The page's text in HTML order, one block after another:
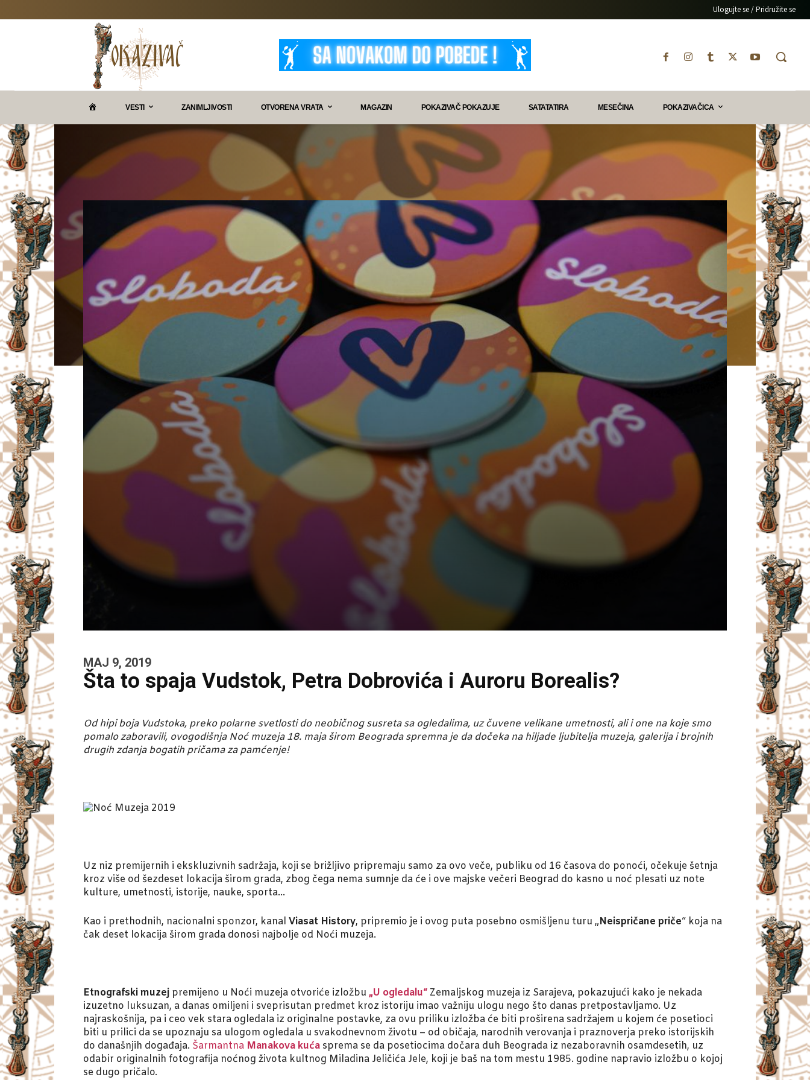
Ulogujte se / Pridružite se
V
A
VESTI ZANIMLJIVOSTI OTVORENA VRATA MAGAZIN POKAZIVAČ POKAZUJE SATATATIRA MESEČINA POKAZIVAČICA
MAJ 9, 2019
Šta to spaja Vudstok, Petra Dobrovića i Auroru Borealis?
Od hipi boja Vudstoka, preko polarne svetlosti do neobičnog susreta sa ogledalima, uz čuvene velikane umetnosti, ali i one na koje smo
pomalo zaboravili, ovogodišnja Noć muzeja 18. maja širom Beograda spremna je da dočeka na hiljade ljubitelja muzeja, galerija i brojnih
drugih zdanja bogatih pričama za pamćenje!
Uz niz premijernih i ekskluzivnih sadržaja, koji se brižljivo pripremaju samo za ovo veče, publiku od 16 časova do ponoći, očekuje šetnja
kroz više od šezdeset lokacija širom grada, zbog čega nema sumnje da će i ove majske večeri Beograd do kasno u noć plesati uz note
kulture, umetnosti, istorije, nauke, sporta…
Kao i prethodnih, nacionalni sponzor, kanal Viasat History, pripremio je i ovog puta posebno osmišljenu turu „Neispričane priče“ koja na
čak deset lokacija širom grada donosi najbolje od Noći muzeja.
Etnografski muzej premijeno u Noći muzeja otvoriće izložbu „U ogledalu“ Zemaljskog muzeja iz Sarajeva, pokazujući kako je nekada
izuzetno luksuzan, a danas omiljeni i sveprisutan predmet kroz istoriju imao važniju ulogu nego što danas pretpostavljamo. Uz
najraskošnija, pa i ceo vek stara ogledala iz originalne postavke, za ovu priliku izložba će biti proširena sadržajem u kojem će posetioci
biti u prilici da se upoznaju sa ulogom ogledala u svakodnevnom životu – od običaja, narodnih verovanja i praznoverja preko istorijskih
do današnjih događaja. Šarmantna Manakova kuća sprema se da posetiocima dočara duh Beograda iz nezaboravnih osamdesetih, uz
odabir originalnih fotografija noćnog života kultnog Miladina Jeličića Jele, koji je baš na tom mestu 1985. godine napravio izložbu o kojoj
se dugo pričalo.